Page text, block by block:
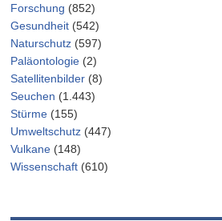
Forschung (852)
Gesundheit (542)
Naturschutz (597)
Paläontologie (2)
Satellitenbilder (8)
Seuchen (1.443)
Stürme (155)
Umweltschutz (447)
Vulkane (148)
Wissenschaft (610)